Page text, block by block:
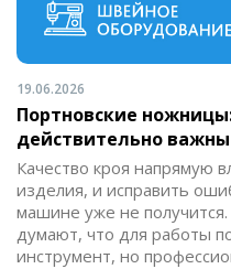
19.06.2026
Портновские
действительно важны
Качество кроя напрямую
изделия, и исправить
машине уже не
думают, что для работы
инструмент, но